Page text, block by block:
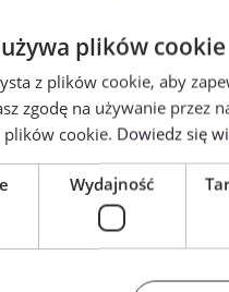
plików cookie
z plików cookie, aby
zgodę na używanie przez
cookie. Dowiedz się
Wydajność